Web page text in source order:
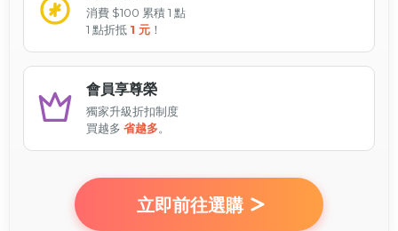
消費 $100 累積 1 點
1 點折抵 1 元 ！
會員享尊榮
獨家升級折扣制度
買越多 省越多。
立即前往選購